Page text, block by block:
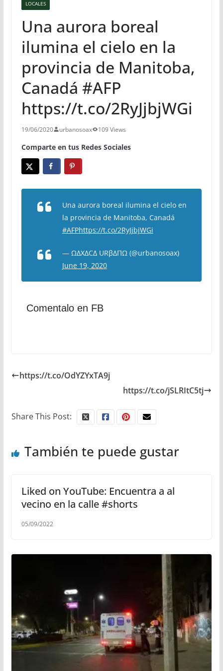
LOCALES
Una aurora boreal
ilumina el cielo en la
provincia de Manitoba,
Canadá #AFP
https://t.co/2RyJjbjWGi
19/06/2020 urbanosoax 109 Views
Comparte en tus Redes Sociales
Una aurora boreal ilumina el cielo en
la provincia de Manitoba, Canadá
#AFPhttps://t.co/2RyJjbjWGi
— ΩΔXΔCΔ URβΔΠΩ (@urbanosoax)
June 19, 2020
Comentalo en FB
https://t.co/OdYZYxTA9j
https://t.co/jSLRItC5tj
Share This Post:
También te puede gustar
Liked on YouTube: Encuentra a al
vecino en la calle #shorts
05/09/2022